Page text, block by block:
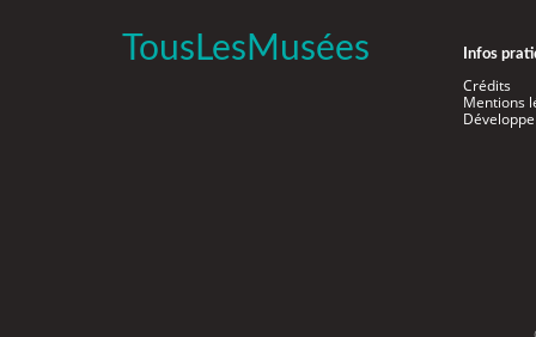
TousLesMusées Infos
Crédits
Mentions